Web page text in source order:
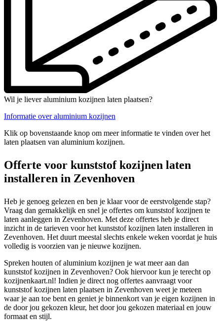
Wil je liever aluminium kozijnen laten plaatsen?
Informatie over aluminium kozijnen
Klik op bovenstaande knop om meer informatie te vinden over het
laten plaatsen van aluminium kozijnen.
Offerte voor kunststof kozijnen laten
installeren in Zevenhoven
Heb je genoeg gelezen en ben je klaar voor de eerstvolgende stap?
Vraag dan gemakkelijk en snel je offertes om kunststof kozijnen te
laten aanleggen in Zevenhoven. Met deze offertes heb je direct
inzicht in de tarieven voor het kunststof kozijnen laten installeren in
Zevenhoven. Het duurt meestal slechts enkele weken voordat je huis
volledig is voorzien van je nieuwe kozijnen.
Spreken houten of aluminium kozijnen je wat meer aan dan
kunststof kozijnen in Zevenhoven? Ook hiervoor kun je terecht op
kozijnenkaart.nl! Indien je direct nog offertes aanvraagt voor
kunststof kozijnen laten plaatsen in Zevenhoven weet je meteen
waar je aan toe bent en geniet je binnenkort van je eigen kozijnen in
de door jou gekozen kleur, het door jou gekozen materiaal en jouw
formaat en stijl.